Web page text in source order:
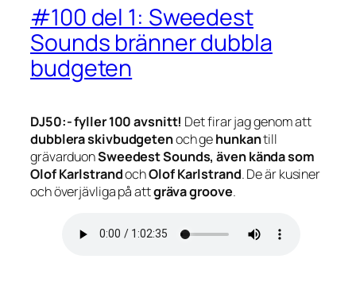
#100 del 1: Sweedest
Sounds bränner dubbla
budgeten
DJ50:- fyller 100 avsnitt! Det firar jag genom att
dubblera skivbudgetenoch gehunkantill
grävarduonSweedest Sounds, även kända som
Olof KarlstrandochOlof Karlstrand. De är kusiner
och överjävliga på attgräva groove.